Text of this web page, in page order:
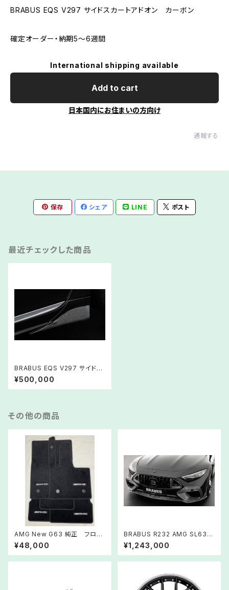
BRABUS EQS V297 サイドスカートアドオン カーボン
確定オーダー・納期5～6週間
International shipping available
Add to cart
日本国内にお住まいの方向け
通報する
保存 シェア LINE ポスト
最近チェックした商品
BRABUS EQS V297 サイドス
カートアドオン カーボン
¥500,000
その他の商品
AMG New G63 純正 フロア
ーマット ブラック
¥48,000
BRABUS R232 AMG SL63 ｶ
ｰﾎﾞﾝﾌﾛﾝﾄｽﾎﾟｲﾗｰ
¥1,243,000